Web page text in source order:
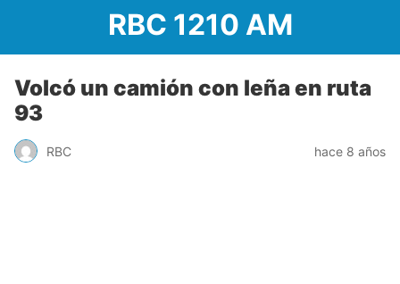
RBC 1210 AM
Volcó un camión con leña en ruta
93
RBC hace 8 años